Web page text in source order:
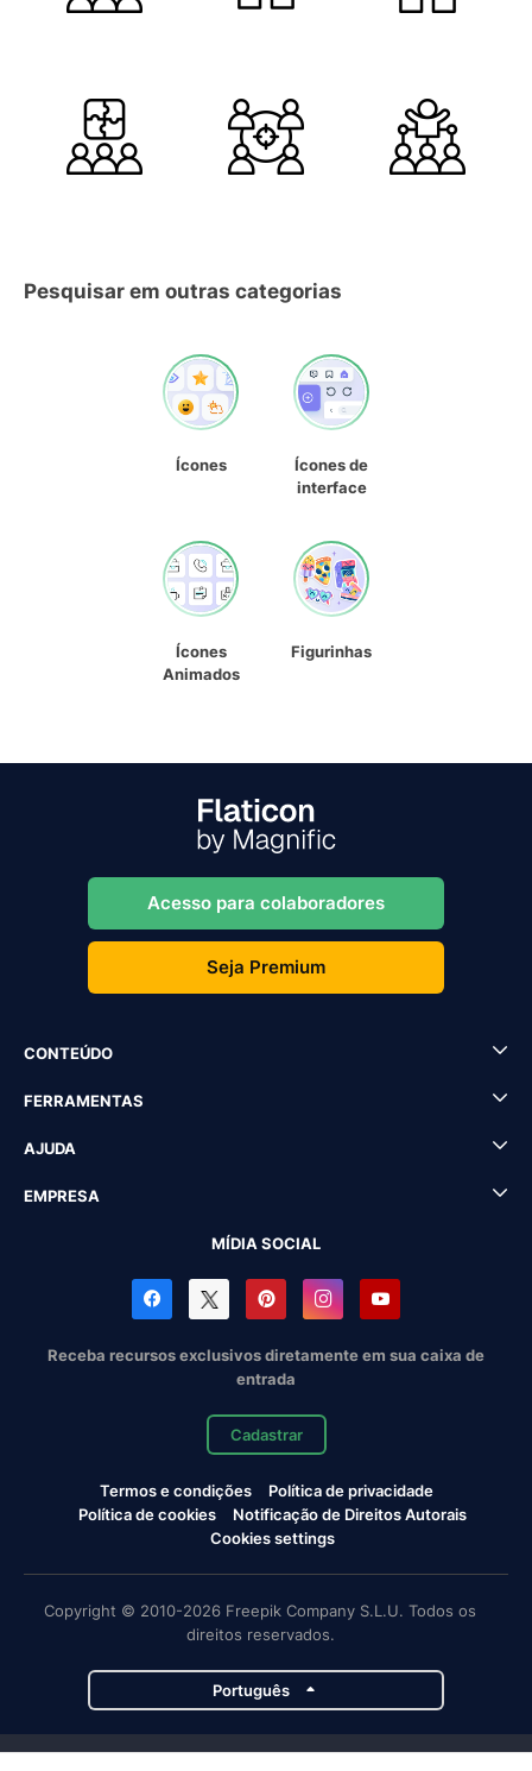
Pesquisar em outras categorias
Ícones
Ícones de
interface
Ícones
Animados
Figurinhas
Acesso para colaboradores
Seja Premium
CONTEÚDO
FERRAMENTAS
AJUDA
EMPRESA
MÍDIA SOCIAL
Receba recursos exclusivos diretamente em sua caixa de
entrada
Cadastrar
Termos e condições
Política de privacidade
Política de cookies
Notificação de Direitos Autorais
Cookies settings
Copyright © 2010-2026 Freepik Company S.L.U. Todos os
direitos reservados.
Português